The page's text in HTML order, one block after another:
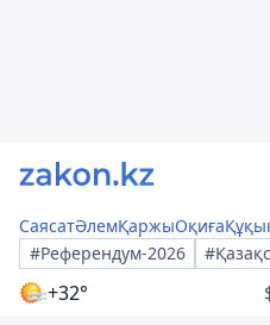
СаясатӘлемҚаржыОқиға
#Референдум-2026
+32°